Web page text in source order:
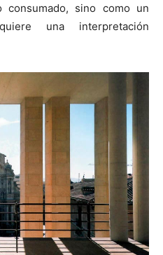
consumado, sino como un
una interpretación